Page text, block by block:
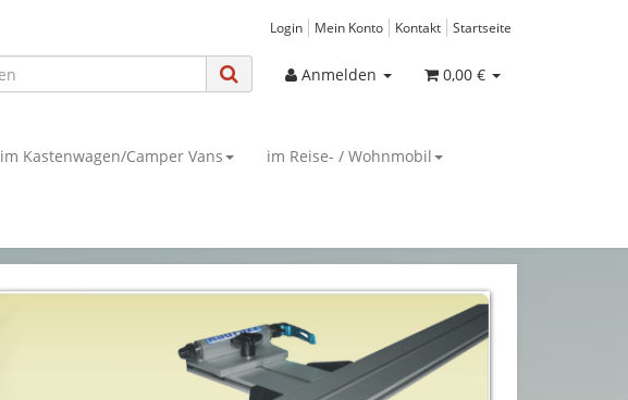
Login Mein Konto Kontakt Startseite
Anmelden 0,00 €
im Kastenwagen/Camper Vans im Reise- / Wohnmobil